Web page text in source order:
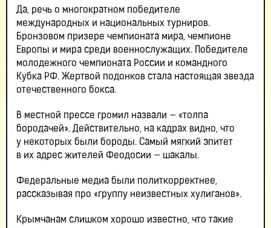
Да, речь о многократном победителе
международных и национальных турниров.
Бронзовом призере чемпионата мира, чемпионе
Европы и мира среди военнослужащих. Победителе
молодежного чемпионата России и командного
Кубка РФ. Жертвой подонков стала настоящая звезда
отечественного бокса.
В местной прессе громил назвали — «толпа
бородачей». Действительно, на кадрах видно, что
у некоторых были бороды. Самый мягкий эпитет
в их адрес жителей Феодосии — шакалы.
Федеральные медиа были политкорректнее,
рассказывая про «группу неизвестных хулиганов».
Крымчанам слишком хорошо известно, что такие